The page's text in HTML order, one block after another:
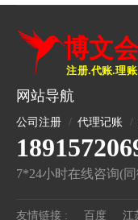
网站导航
公司注册 代理记账
7*24小时在线咨询(
友情链接 : 百度 江